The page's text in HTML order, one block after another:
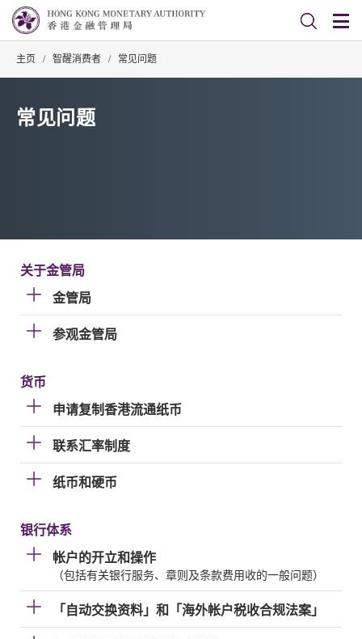
主页 / 智醒消费者 / 常见问题
常见问题
关于金管局
金管局
参观金管局
货币
申请复制香港流通纸币
联系汇率制度
纸币和硬币
银行体系
帐户的开立和操作
（包括有关银行服务、章则及条款费用收的一般问题）
「自动交换资料」和「海外帐户税收合规法案」